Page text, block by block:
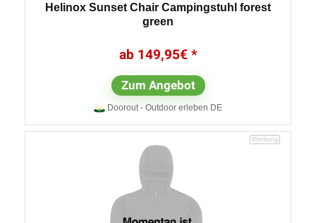
Helinox Sunset Chair Campingstuhl forest
green
149,95€
Zum Angebot
Doorout - Outdoor erleben DE